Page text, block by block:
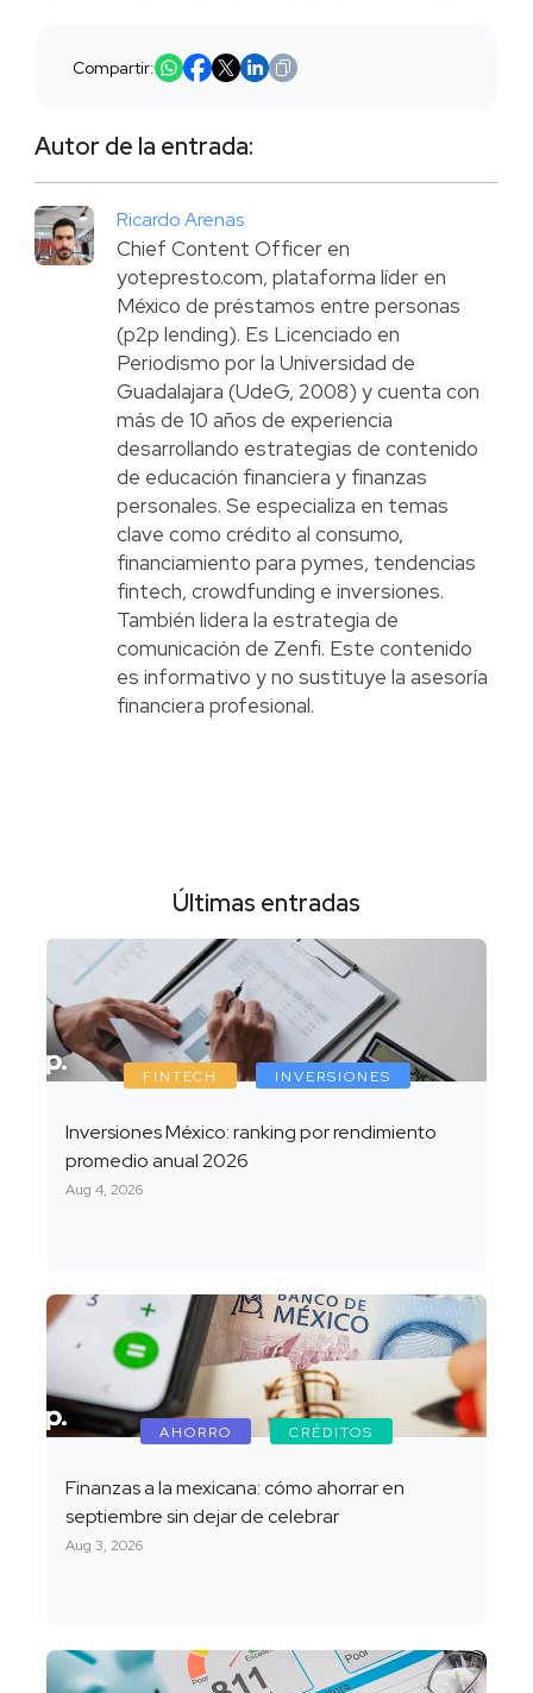
Compartir:
Autor de la entrada:
Ricardo Arenas
Chief Content Officer en
yotepresto.com, plataforma líder en
México de préstamos entre personas
(p2p lending). Es Licenciado en
Periodismo por la Universidad de
Guadalajara (UdeG, 2008) y cuenta con
más de 10 años de experiencia
desarrollando estrategias de contenido
de educación financiera y finanzas
personales. Se especializa en temas
clave como crédito al consumo,
financiamiento para pymes, tendencias
fintech, crowdfunding e inversiones.
También lidera la estrategia de
comunicación de Zenfi. Este contenido
es informativo y no sustituye la asesoría
financiera profesional.
Últimas entradas
FINTECH INVERSIONES
Inversiones México: ranking por rendimiento
promedio anual 2026
Aug 4, 2026
AHORRO CRÉDITOS
Finanzas a la mexicana: cómo ahorrar en
septiembre sin dejar de celebrar
Aug 3, 2026